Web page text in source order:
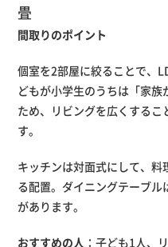
畳
間取りのポイント
個室を2部屋に絞ることで、
どもが小学生のうちは「家
ため、リビングを広くする
す。
キッチンは対面式にして、
る配置。ダイニングテーブ
があります。
おすすめの人 ：子ども1人、